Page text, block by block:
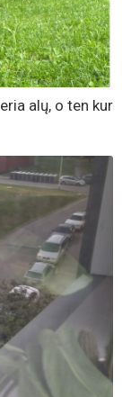
alų, o ten kur